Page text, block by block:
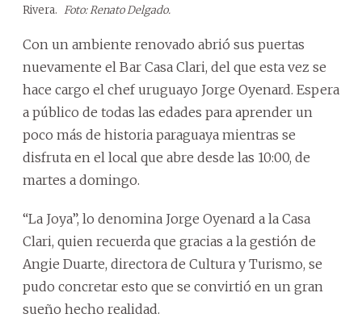
Rivera. Foto: Renato Delgado.
Con un ambiente renovado abrió sus puertas
nuevamente el Bar Casa Clari, del que esta vez se
hace cargo el chef uruguayo Jorge Oyenard. Espera
a público de todas las edades para aprender un
poco más de historia paraguaya mientras se
disfruta en el local que abre desde las 10:00, de
martes a domingo.
“La Joya”, lo denomina Jorge Oyenard a la Casa
Clari, quien recuerda que gracias a la gestión de
Angie Duarte, directora de Cultura y Turismo, se
pudo concretar esto que se convirtió en un gran
sueño hecho realidad.